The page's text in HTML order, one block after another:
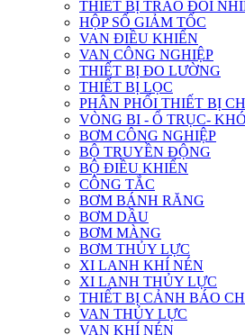
THIẾT BỊ TRAO ĐỔI
HỘP SỐ GIẢM TỐC
VAN ĐIỀU KHIỂN
VAN CÔNG NGHIỆP
THIẾT BỊ ĐO LƯỜNG
THIẾT BỊ LỌC
PHÂN PHỐI THIẾT BỊ
VÒNG BI - Ổ TRỤC-
BƠM CÔNG NGHIỆP
BỘ TRUYỀN ĐỘNG
BỘ ĐIỀU KHIỂN
CÔNG TẮC
BƠM BÁNH RĂNG
BƠM DẦU
BƠM MÀNG
BƠM THỦY LỰC
XI LANH KHÍ NÉN
XI LANH THỦY LỰC
THIẾT BỊ CẢNH BÁO
VAN THỦY LỰC
VAN KHÍ NÉN